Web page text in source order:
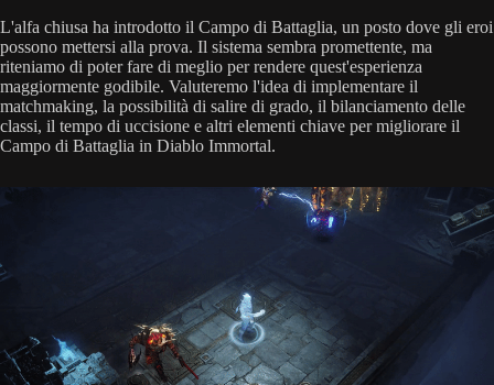
L'alfa chiusa ha introdotto il Campo di Battaglia, un posto dove gli eroi
possono mettersi alla prova. Il sistema sembra promettente, ma
riteniamo di poter fare di meglio per rendere quest'esperienza
maggiormente godibile. Valuteremo l'idea di implementare il
matchmaking, la possibilità di salire di grado, il bilanciamento delle
classi, il tempo di uccisione e altri elementi chiave per migliorare il
Campo di Battaglia in Diablo Immortal.